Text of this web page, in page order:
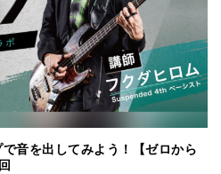
音を出してみよう！【ゼロから